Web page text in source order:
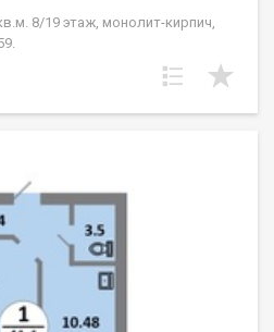
8/19 этаж, монолит-кирпич,